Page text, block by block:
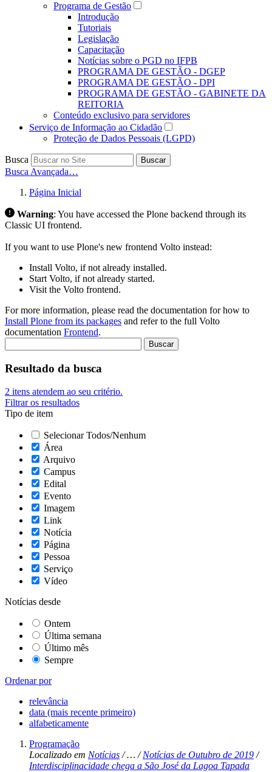
Programa de Gestão
Introdução
Tutoriais
Legislação
Capacitação
Notícias sobre o PGD no IFPB
PROGRAMA DE GESTÃO - DGEP
PROGRAMA DE GESTÃO - DPI
PROGRAMA DE GESTÃO - GABINETE DA
REITORIA
Conteúdo exclusivo para servidores
Serviço de Informação ao Cidadão
Proteção de Dados Pessoais (LGPD)
Busca Buscar
Busca Avançada…
Página Inicial
Warning: You have accessed the Plone backend through its
Classic UI frontend.
If you want to use Plone's new frontend Volto instead:
Install Volto, if not already installed.
Start Volto, if not already started.
Visit the Volto frontend.
For more information, please read the documentation for how to
Install Plone from its packages and refer to the full Volto
documentation Frontend.
Resultado da busca
2 itens atendem ao seu critério.
Filtrar os resultados
Tipo de item
Selecionar Todos/Nenhum
Área
Arquivo
Campus
Edital
Evento
Imagem
Link
Notícia
Página
Pessoa
Serviço
Vídeo
Notícias desde
Ontem
Última semana
Último mês
Sempre
Ordenar por
relevância
data (mais recente primeiro)
alfabeticamente
Programação
Localizado em Notícias /…/Notícias de Outubro de 2019 /
Interdisciplinacidade chega a São José da Lagoa Tapada